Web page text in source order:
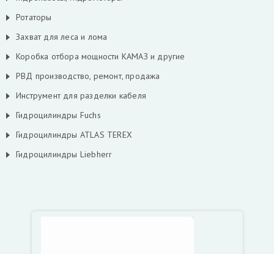
Ротаторы
Захват для леса и лома
Коробка отбора мощности КАМАЗ и другие
РВД производство, ремонт, продажа
Инструмент для разделки кабеля
Гидроцилиндры Fuchs
Гидроцилиндры ATLAS TEREX
Гидроцилиндры Liebherr